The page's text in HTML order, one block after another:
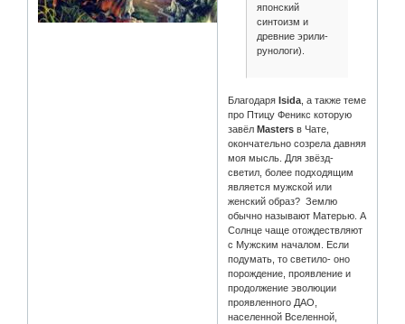
японский
синтоизм и
древние эрили-
рунологи).
БлагодаряIsida , а также теме
про Птицу Феникс которую
завёлMasters в Чате,
окончательно созрела давняя
моя мысль. Для звёзд-
светил, более подходящим
является мужской или
женский образ? Землю
обычно называют Матерью. А
Солнце чаще отождествляют
с Мужским началом. Если
подумать, то светило- оно
порождение, проявление и
продолжение эволюции
проявленного ДАО,
населенной Вселенной,